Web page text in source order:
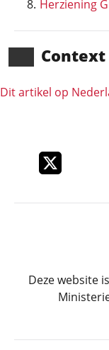
Herziening
Context
Dit artikel op
Deel dit item
Deze website